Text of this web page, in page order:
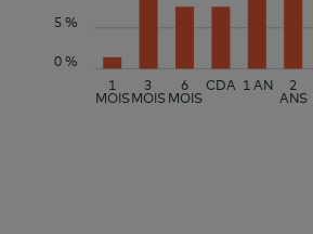
1
MOIS
3
MOIS
6
MOIS
CDA 1 AN
2
ANS
0 %
5 %